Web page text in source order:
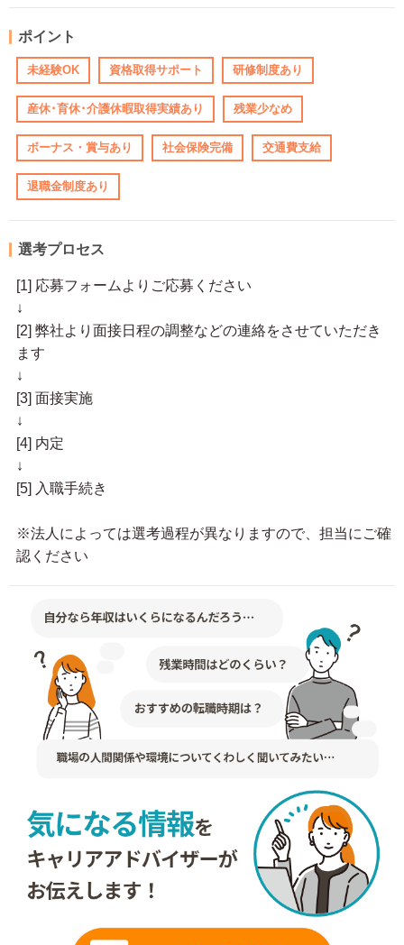
ポイント
未経験OK 資格取得サポート 研修制度あり
産休･育休･介護休暇取得実績あり 残業少なめ
ボーナス・賞与あり 社会保険完備 交通費支給
退職金制度あり
選考プロセス
[1] 応募フォームよりご応募ください
↓
[2] 弊社より面接日程の調整などの連絡をさせていただき
ます
↓
[3] 面接実施
↓
[4] 内定
↓
[5] 入職手続き
※法人によっては選考過程が異なりますので、担当にご確
認ください